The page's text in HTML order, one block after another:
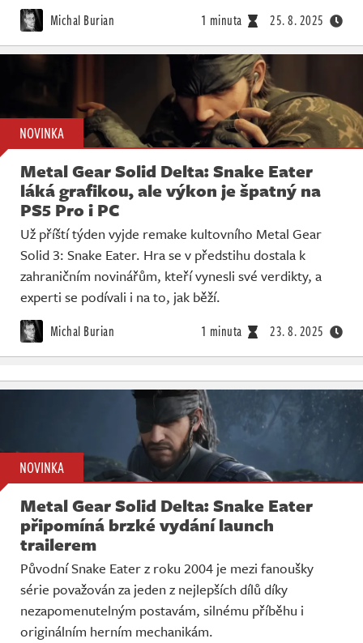
Michal Burian 1 minuta 25. 8. 2025
NOVINKA
Metal Gear Solid Delta: Snake Eater
láká grafikou, ale výkon je špatný na
PS5 Pro i PC
Už příští týden vyjde remake kultovního Metal Gear
Solid 3: Snake Eater. Hra se v předstihu dostala k
zahraničním novinářům, kteří vynesli své verdikty, a
experti se podívali i na to, jak běží.
Michal Burian 1 minuta 23. 8. 2025
NOVINKA
Metal Gear Solid Delta: Snake Eater
připomíná brzké vydání launch
trailerem
Původní Snake Eater z roku 2004 je mezi fanoušky
série považován za jeden z nejlepších dílů díky
nezapomenutelným postavám, silnému příběhu i
originálním herním mechanikám.